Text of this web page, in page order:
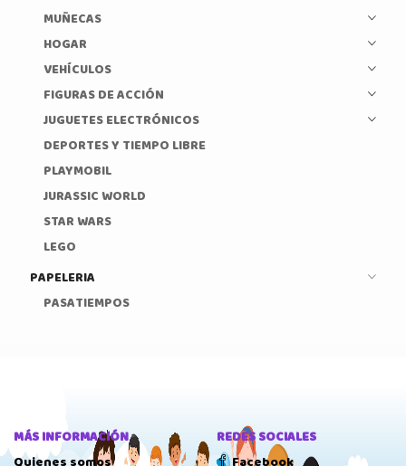
MUÑECAS
HOGAR
VEHÍCULOS
FIGURAS DE ACCIÓN
JUGUETES ELECTRÓNICOS
DEPORTES Y TIEMPO LIBRE
PLAYMOBIL
JURASSIC WORLD
STAR WARS
LEGO
PAPELERIA
PASATIEMPOS
MÁS INFORMACIÓN
REDES SOCIALES